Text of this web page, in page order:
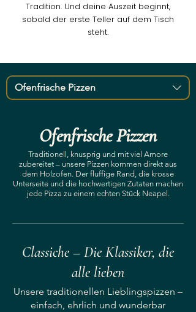
Tradition. Und deine Auszeit beginnt,
sobald der erste Teller auf dem Tisch
steht.
Ofenfrische Pizzen
Ofenfrische Pizzen
Traditionell, knusprig und mit viel Amore
zubereitet – unsere Pizzen kommen direkt aus
dem Holzofen. Der fluffige Rand, die krosse
Unterseite und die hochwertigen Zutaten machen
jede Pizza zu einem echten Stück Neapel.
Classiche – Die Klassiker, die
alle lieben
Unsere traditionellen Lieblingspizzen –
einfach, ehrlich und wunderbar